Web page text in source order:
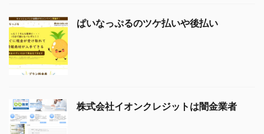
ぱいなっぷるのツケ払いや後払い
株式会社イオンクレジットは闇金業者